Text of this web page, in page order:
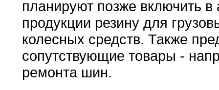
планируют позже включить
продукции резину для
колесных средств. Также
сопутствующие товары -
ремонта шин.